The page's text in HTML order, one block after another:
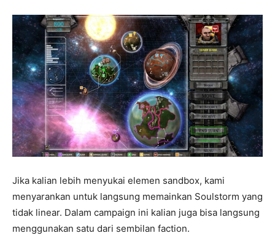
Jika kalian lebih menyukai elemen sandbox, kami
menyarankan untuk langsung memainkan Soulstorm yang
tidak linear. Dalam campaign ini kalian juga bisa langsung
menggunakan satu dari sembilan faction.